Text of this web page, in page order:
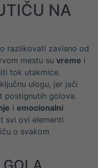
NA
razlikovati zavisno od
mestu su vreme i
tok utakmice.
ulogu, jer jači
postignutih golova.
i emocionalni
svi ovi elementi
o svakom